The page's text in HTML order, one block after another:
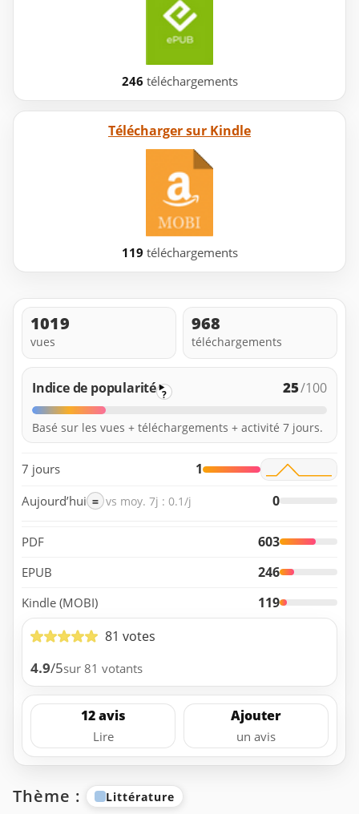
246 téléchargements
Télécharger sur Kindle
119 téléchargements
1019
vues
968
téléchargements
Indice de popularité ? 25/100
Basé sur les vues + téléchargements + activité 7 jours.
7 jours 1
Aujourd’hui = vs moy. 7j : 0.1/j 0
PDF 603
EPUB 246
Kindle (MOBI)
119
81 votes
4.9/5sur 81 votants
12 avis
Lire
Ajouter
un avis
Thème : Littérature